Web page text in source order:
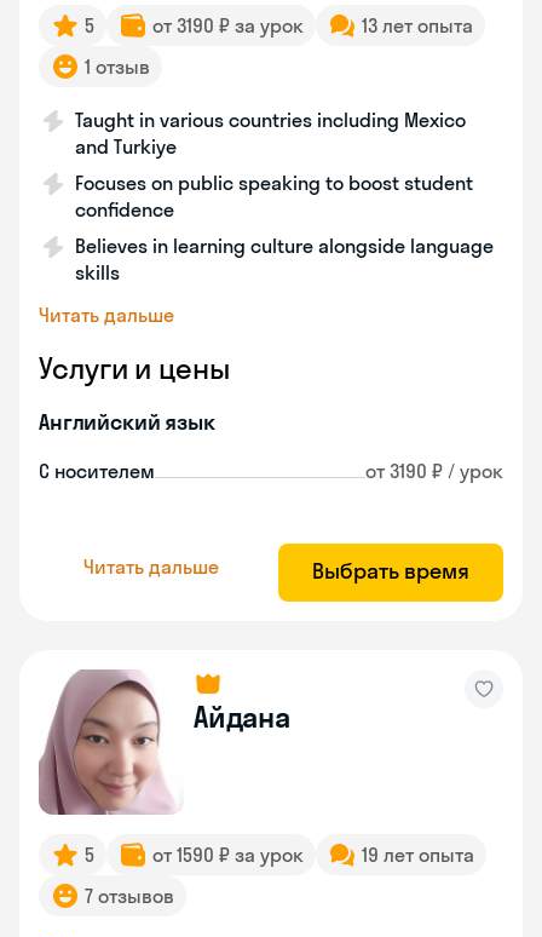
5 от 3190 ₽ за урок
13 лет опыта
1 отзыв
Taught in various countries including Mexico
and Turkiye
Focuses on public speaking to boost student
confidence
Believes in learning culture alongside language
skills
Читать дальше
Услуги и цены
Английский язык
С носителем от 3190 ₽ / урок
Читать дальше Выбрать время
Айдана
5 от 1590 ₽ за урок
19 лет опыта
7 отзывов